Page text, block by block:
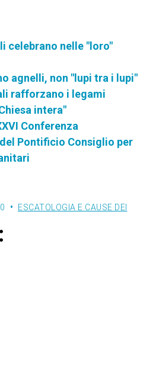
celebrano nelle "loro"
agnelli, non "lupi tra i lupi"
rafforzano i legami
intera"
Conferenza
Pontificio Consiglio per
ESCATOLOGIA E CAUSE DEI